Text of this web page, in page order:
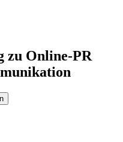
zu Online-PR